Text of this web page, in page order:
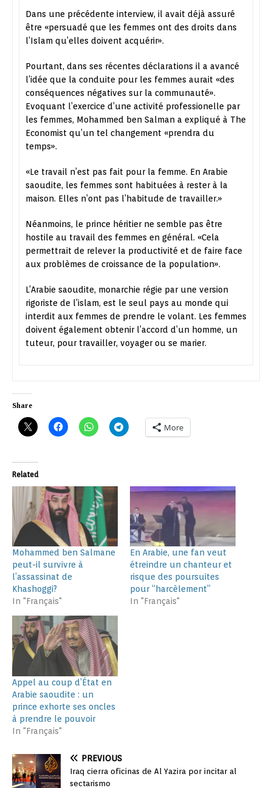
Dans une précédente interview, il avait déjà assuré
être «persuadé que les femmes ont des droits dans
l’Islam qu’elles doivent acquérir».
Pourtant, dans ses récentes déclarations il a avancé
l’idée que la conduite pour les femmes aurait «des
conséquences négatives sur la communauté».
Evoquant l’exercice d’une activité professionelle par
les femmes, Mohammed ben Salman a expliqué à The
Economist qu’un tel changement «prendra du
temps».
«Le travail n’est pas fait pour la femme. En Arabie
saoudite, les femmes sont habituées à rester à la
maison. Elles n’ont pas l’habitude de travailler.»
Néanmoins, le prince héritier ne semble pas être
hostile au travail des femmes en général. «Cela
permettrait de relever la productivité et de faire face
aux problèmes de croissance de la population».
L’Arabie saoudite, monarchie régie par une version
rigoriste de l’islam, est le seul pays au monde qui
interdit aux femmes de prendre le volant. Les femmes
doivent également obtenir l’accord d’un homme, un
tuteur, pour travailler, voyager ou se marier.
Share
More
Related
Mohammed ben Salmane
peut-il survivre à
l’assassinat de
Khashoggi?
In "Français"
En Arabie, une fan veut
étreindre un chanteur et
risque des poursuites
pour “harcèlement”
In "Français"
Appel au coup d’État en
Arabie saoudite : un
prince exhorte ses oncles
à prendre le pouvoir
In "Français"
PREVIOUS
Iraq cierra oficinas de Al Yazira por incitar al
sectarismo